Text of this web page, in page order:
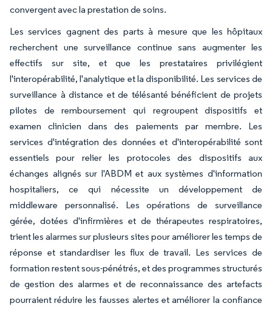
convergent avec la prestation de soins.
Les services gagnent des parts à mesure que les hôpitaux
recherchent une surveillance continue sans augmenter les
effectifs sur site, et que les prestataires privilégient
l'interopérabilité, l'analytique et la disponibilité. Les services de
surveillance à distance et de télésanté bénéficient de projets
pilotes de remboursement qui regroupent dispositifs et
examen clinicien dans des paiements par membre. Les
services d'intégration des données et d'interopérabilité sont
essentiels pour relier les protocoles des dispositifs aux
échanges alignés sur l'ABDM et aux systèmes d'information
hospitaliers, ce qui nécessite un développement de
middleware personnalisé. Les opérations de surveillance
gérée, dotées d'infirmières et de thérapeutes respiratoires,
trient les alarmes sur plusieurs sites pour améliorer les temps de
réponse et standardiser les flux de travail. Les services de
formation restent sous-pénétrés, et des programmes structurés
de gestion des alarmes et de reconnaissance des artefacts
pourraient réduire les fausses alertes et améliorer la confiance